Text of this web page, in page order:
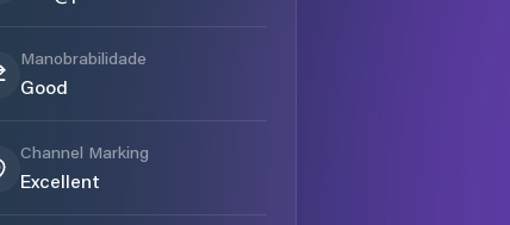
Manobrabilidade
Good
Channel Marking
Excellent